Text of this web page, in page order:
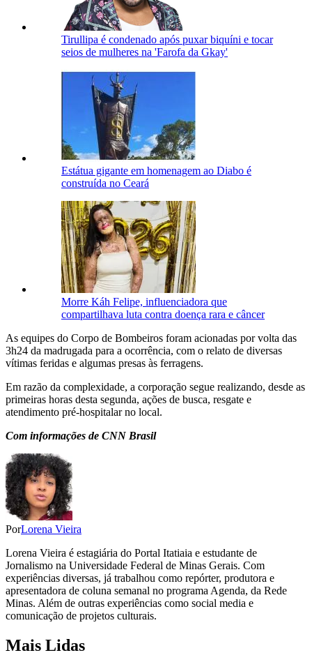
Tirullipa é condenado após puxar biquíni e tocar
seios de mulheres na 'Farofa da Gkay'
Estátua gigante em homenagem ao Diabo é
construída no Ceará
Morre Káh Felipe, influenciadora que
compartilhava luta contra doença rara e câncer
As equipes do Corpo de Bombeiros foram acionadas por volta das
3h24 da madrugada para a ocorrência, com o relato de diversas
vítimas feridas e algumas presas às ferragens.
Em razão da complexidade, a corporação segue realizando, desde as
primeiras horas desta segunda, ações de busca, resgate e
atendimento pré-hospitalar no local.
Com informações de CNN Brasil
PorLorena Vieira
Lorena Vieira é estagiária do Portal Itatiaia e estudante de
Jornalismo na Universidade Federal de Minas Gerais. Com
experiências diversas, já trabalhou como repórter, produtora e
apresentadora de coluna semanal no programa Agenda, da Rede
Minas. Além de outras experiências como social media e
comunicação de projetos culturais.
Mais Lidas